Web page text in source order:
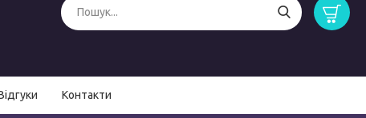
Контакти